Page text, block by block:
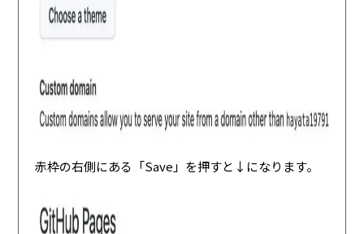
赤枠の右側にある「Save」を押すと↓になります。